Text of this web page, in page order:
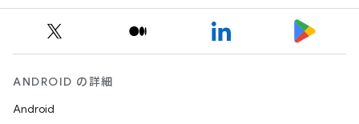
ANDROID の詳細
Android